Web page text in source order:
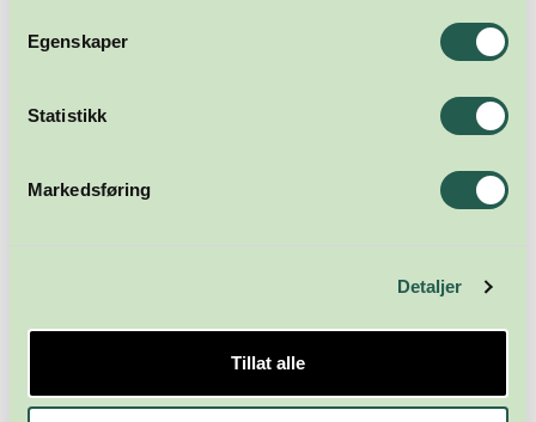
Egenskaper
Statistikk
Markedsføring
Detaljer
Tillat alle